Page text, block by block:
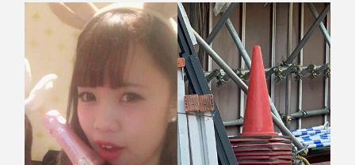
M
e